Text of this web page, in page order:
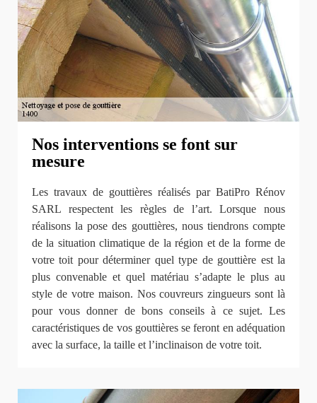
Nos interventions se font sur
mesure
Les travaux de gouttières réalisés par BatiPro Rénov
SARL respectent les règles de l’art. Lorsque nous
réalisons la pose des gouttières, nous tiendrons compte
de la situation climatique de la région et de la forme de
votre toit pour déterminer quel type de gouttière est la
plus convenable et quel matériau s’adapte le plus au
style de votre maison. Nos couvreurs zingueurs sont là
pour vous donner de bons conseils à ce sujet. Les
caractéristiques de vos gouttières se feront en adéquation
avec la surface, la taille et l’inclinaison de votre toit.